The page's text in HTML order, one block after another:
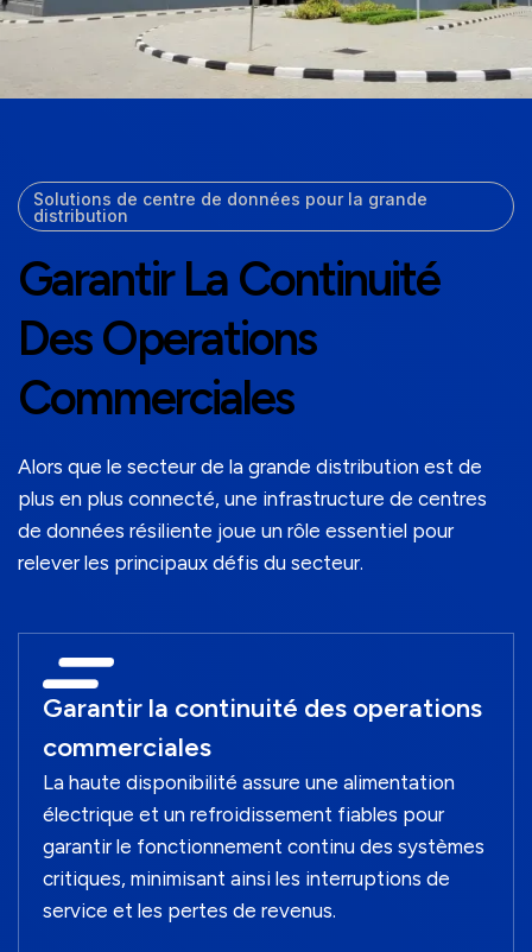
Solutions de centre de données pour la grande
distribution
Garantir La Continuité
Des Operations
Commerciales
Alors que le secteur de la grande distribution est de
plus en plus connecté, une infrastructure de centres
de données résiliente joue un rôle essentiel pour
relever les principaux défis du secteur.
Garantir la continuité des operations
commerciales
La haute disponibilité assure une alimentation
électrique et un refroidissement fiables pour
garantir le fonctionnement continu des systèmes
critiques, minimisant ainsi les interruptions de
service et les pertes de revenus.